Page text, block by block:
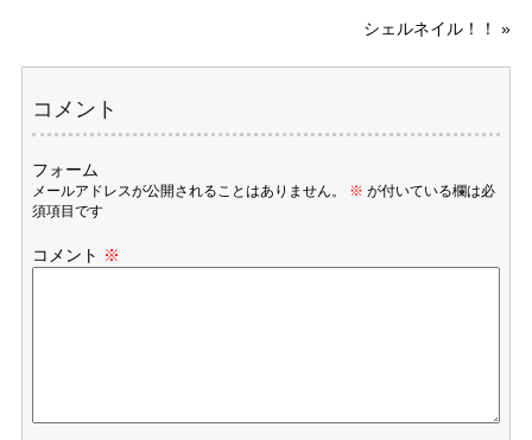
シェルネイル！！ »
コメント
フォーム
メールアドレスが公開されることはありません。 ※ が付いている欄は必
須項目です
コメント ※